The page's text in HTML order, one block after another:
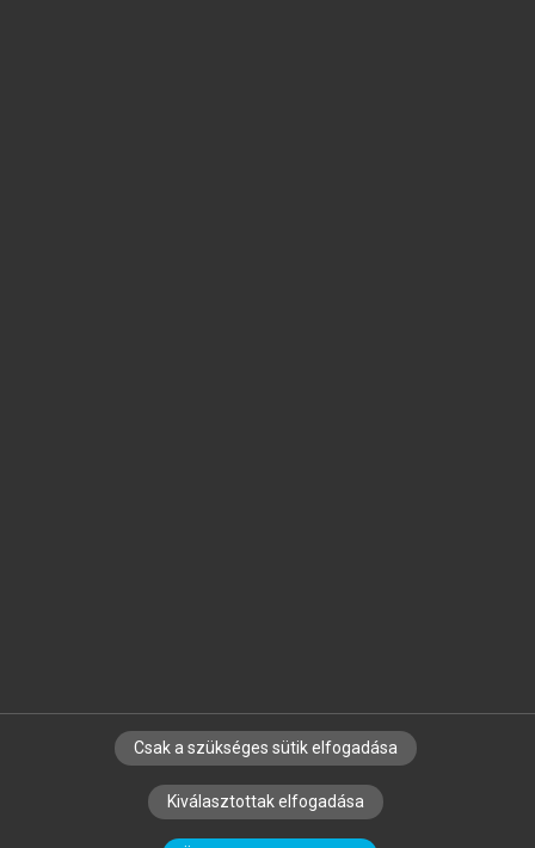
SZERZŐKNEK CÉGEKNEK KÖNYVTÁROSOKNAK
SZERKESZTÉSI ÉS LEKTORÁLÁSI ALAPELVEK
Csak a szükséges sütik elfogadása
Kiválasztottak elfogadása